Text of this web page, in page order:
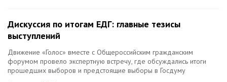
Дискуссия по итогам ЕДГ: главные тезисы
выступлений
Движение «Голос» вместе с Общероссийским гражданским
форумом провело экспертную встречу, где обсуждались итоги
прошедших выборов и предстоящие выборы в Госдуму